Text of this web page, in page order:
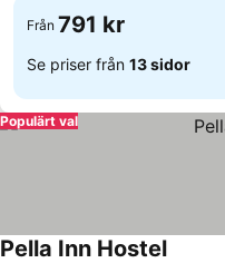
Från 791 kr
Se priser från 13 sidor
Populärt val
Pella Inn Hostel